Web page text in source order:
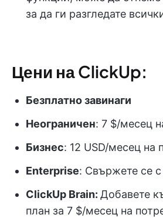
за да ги разгледате
Цени на ClickUp:
Безплатно завинаги
Неограничен: 7 $/месец
Бизнес: 12 USD/месец на
Enterprise: Свържете се с
ClickUp Brain: Добавете
план за 7 $/месец на